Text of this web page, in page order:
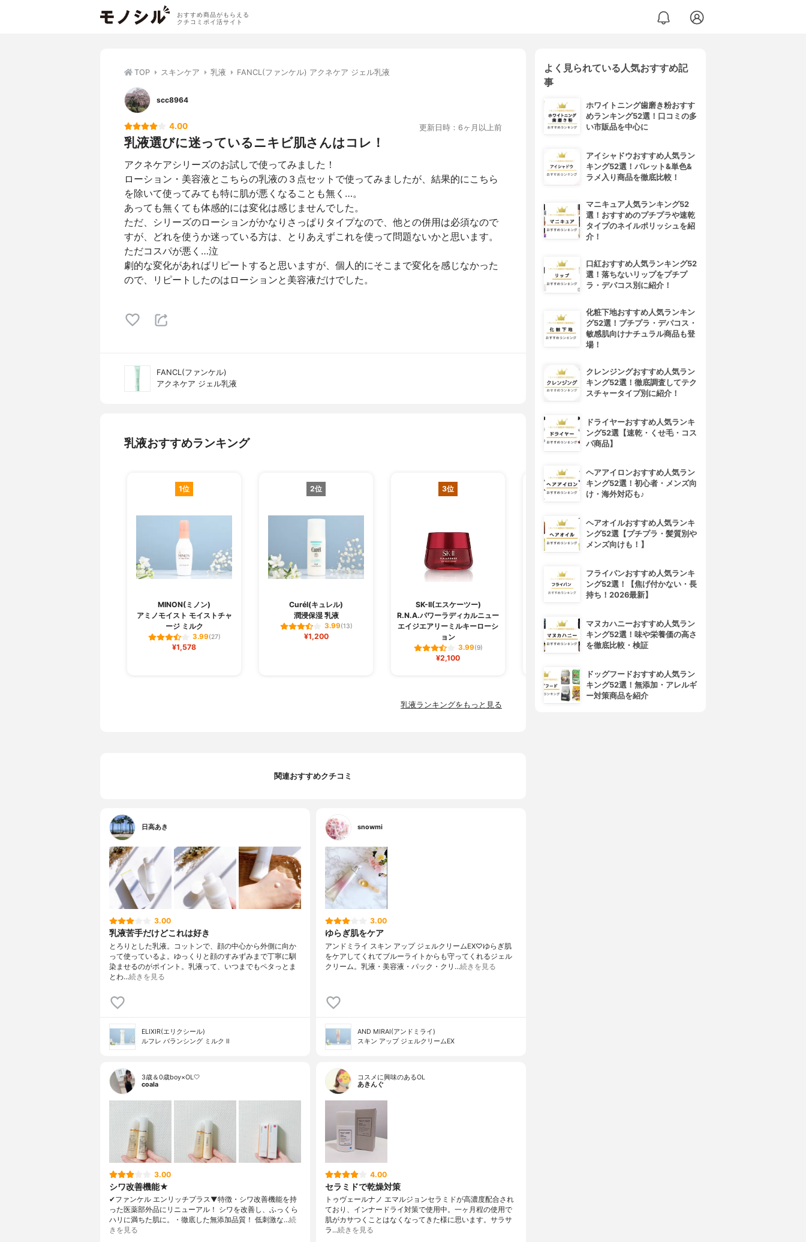
おすすめ商品がもらえる
クチコミポイ活サイト
TOP スキンケア 乳液 FANCL(ファンケル) アクネケア ジェル乳液
scc8964
4.00 更新日時：6ヶ月以上前
乳液選びに迷っているニキビ肌さんはコレ！
アクネケアシリーズのお試しで使ってみました！
ローション・美容液とこちらの乳液の３点セットで使ってみましたが、結果的にこちら
を除いて使ってみても特に肌が悪くなることも無く…。
あっても無くても体感的には変化は感じませんでした。
ただ、シリーズのローションがかなりさっぱりタイプなので、他との併用は必須なので
すが、どれを使うか迷っている方は、とりあえずこれを使って問題ないかと思います。
ただコスパが悪く…泣
劇的な変化があればリピートすると思いますが、個人的にそこまで変化を感じなかった
ので、リピートしたのはローションと美容液だけでした。
FANCL(ファンケル)
アクネケア ジェル乳液
乳液おすすめランキング
1位
MINON(ミノン)
アミノモイスト モイストチャ
ージ ミルク
3.99(27)
¥1,578
2位
Curél(キュレル)
潤浸保湿 乳液
3.99(13)
¥1,200
3位
SK-II(エスケーツー)
R.N.A.パワーラディカルニュー
エイジエアリーミルキーローシ
ョン
3.99(9)
¥2,100
4位
トライズ ミルク Ⅱ
3.99(6)
¥3,630
乳液ランキングをもっと見る
関連おすすめクチコミ
日高あき
3.00
乳液苦手だけどこれは好き
とろりとした乳液。コットンで、顔の中心から外側に向か
って使っているよ。ゆっくりと顔のすみずみまで丁寧に馴
染ませるのがポイント。乳液って、いつまでもペタっとま
とわ…続きを見る
ELIXIR(エリクシール)
ルフレ バランシング ミルク Ⅱ
snowmi
3.00
ゆらぎ肌をケア
アンドミライ スキン アップ ジェルクリームEX♡ゆらぎ肌
をケアしてくれてブルーライトからも守ってくれるジェル
クリーム。乳液・美容液・パック・クリ…続きを見る
AND MIRAI(アンドミライ)
スキン アップ ジェルクリームEX
3歳＆0歳boy×OL🤍
coala
3.00
シワ改善機能★
✔︎ファンケル エンリッチプラス▼特徴・シワ改善機能を持
った医薬部外品にリニューアル！ シワを改善し、ふっくら
ハリに満ちた肌に。・徹底した無添加品質！ 低刺激な…続
きを見る
コスメに興味のあるOL
あきんぐ
4.00
セラミドで乾燥対策
トゥヴェールナノ エマルジョンセラミドが高濃度配合され
ており、インナードライ対策で使用中。一ヶ月程の使用で
肌がカサつくことはなくなってきた様に思います。サラサ
ラ…続きを見る
よく見られている人気おすすめ記
事
ホワイトニング歯磨き粉おすす
めランキング52選！口コミの多
い市販品を中心に
アイシャドウおすすめ人気ラン
キング52選！パレット&単色&
ラメ入り商品を徹底比較！
マニキュア人気ランキング52
選！おすすめのプチプラや速乾
タイプのネイルポリッシュを紹
介！
口紅おすすめ人気ランキング52
選！落ちないリップをプチプ
ラ・デパコス別に紹介！
化粧下地おすすめ人気ランキン
グ52選！プチプラ・デパコス・
敏感肌向けナチュラル商品も登
場！
クレンジングおすすめ人気ラン
キング52選！徹底調査してテク
スチャータイプ別に紹介！
ドライヤーおすすめ人気ランキ
ング52選【速乾・くせ毛・コス
パ商品】
ヘアアイロンおすすめ人気ラン
キング52選！初心者・メンズ向
け・海外対応も♪
ヘアオイルおすすめ人気ランキ
ング52選【プチプラ・髪質別や
メンズ向けも！】
フライパンおすすめ人気ランキ
ング52選！【焦げ付かない・長
持ち！2026最新】
マヌカハニーおすすめ人気ラン
キング52選！味や栄養価の高さ
を徹底比較・検証
ドッグフードおすすめ人気ラン
キング52選！無添加・アレルギ
ー対策商品を紹介